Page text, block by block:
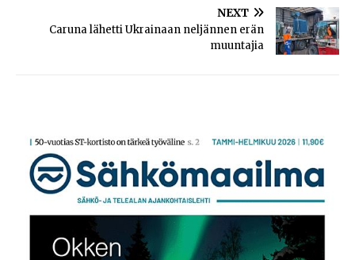
NEXT
Caruna lähetti Ukrainaan neljännen erän
muuntajia